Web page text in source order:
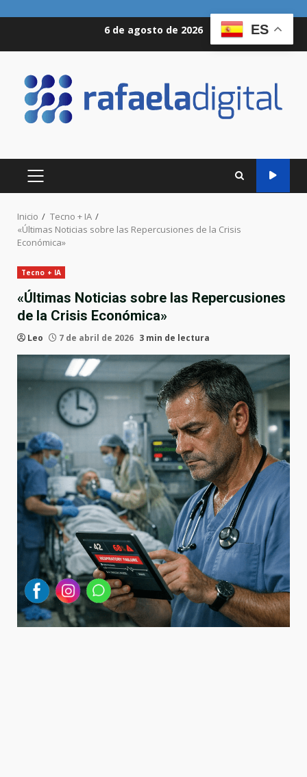
6 de agosto de 2026
MENÚ
PRINCIPAL
Inicio
Tecno + IA
«Últimas Noticias sobre las Repercusiones de la Crisis
Económica»
Tecno + IA
«Últimas Noticias sobre las Repercusiones
de la Crisis Económica»
Leo 7 de abril de 2026 3 min de lectura
ES